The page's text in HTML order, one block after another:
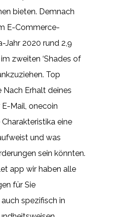
bieten. Demnach
E-Commerce-
Jahr 2020 rund 2,9
zweiten ‘Shades of
Top
Erhalt deines
Mail, onecoin
eine
und was
sein könnten.
app wir haben alle
für Sie
spezifisch in